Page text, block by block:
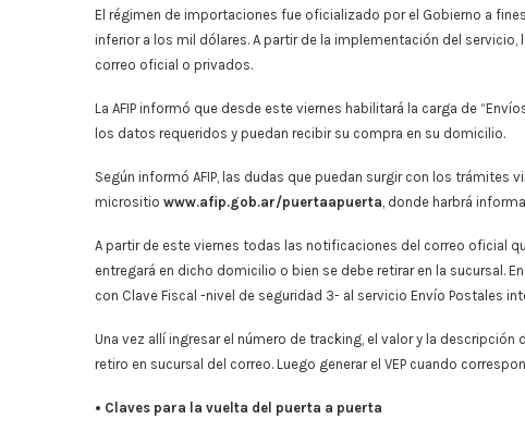
El régimen de importaciones fue oficializado por el Gobierno a
inferior a los mil dólares. A partir de la implementación del
correo oficial o privados.
La AFIP informó que desde este viernes habilitará la carga de
los datos requeridos y puedan recibir su compra en su domicilio.
Según informó AFIP, las dudas que puedan surgir con los trámites
micrositio www.afip.gob.ar/puertaapuerta, donde harbrá
A partir de este viernes todas las notificaciones del correo oficial
entregará en dicho domicilio o bien se debe retirar en la sucursal.
con Clave Fiscal -nivel de seguridad 3- al servicio Envío Postales
Una vez allí ingresar el número de tracking, el valor y la
retiro en sucursal del correo. Luego generar el VEP cuando
• Claves para la vuelta del puerta a puerta